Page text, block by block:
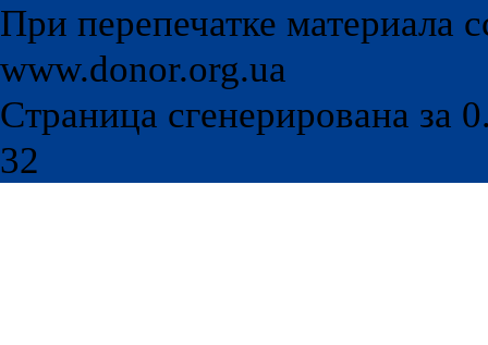
При перепечатке материала
www.donor.org.ua
Страница сгенерирована за
32